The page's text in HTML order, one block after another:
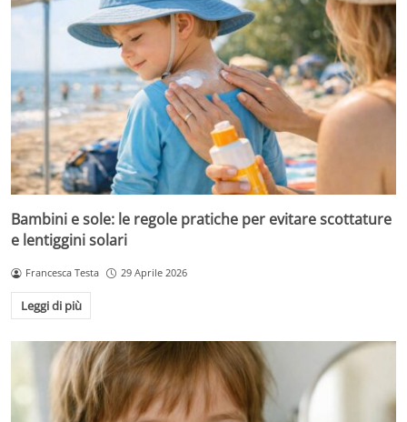
Bambini e sole: le regole pratiche per evitare scottature
e lentiggini solari
Francesca Testa 29 Aprile 2026
Leggi di più